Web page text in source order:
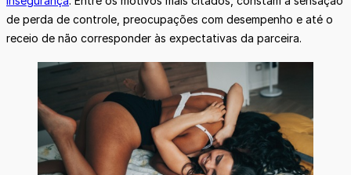
de perda de controle, preocupações com desempenho e até o
receio de não corresponder às expectativas da parceira.